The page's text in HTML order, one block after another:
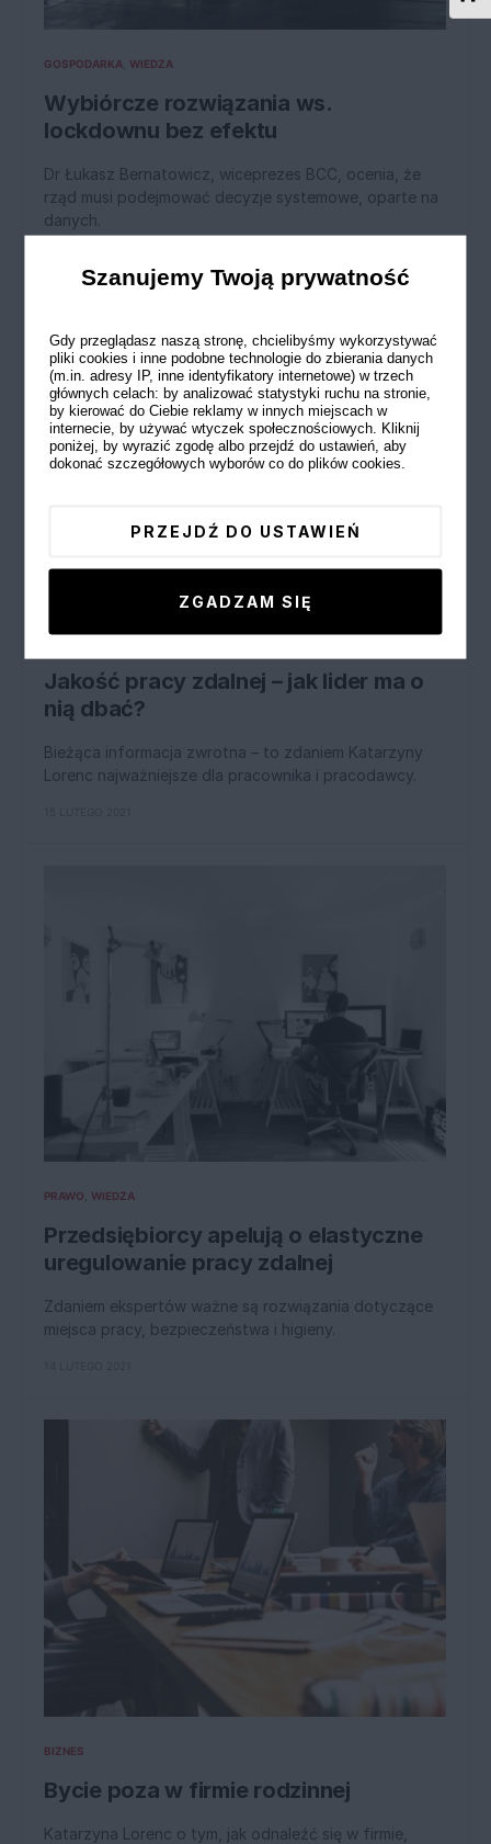
GOSPODARKA WIEDZA
Wybiórcze rozwiązania ws.
lockdownu bez efektu
Dr Łukasz Bernatowicz, wiceprezes BCC, ocenia, że
rząd musi podejmować decyzje systemowe, oparte na
danych.
Jakość pracy zdalnej – jak lider ma o
nią dbać?
Bieżąca informacja zwrotna – to zdaniem Katarzyny
Lorenc najważniejsze dla pracownika i pracodawcy.
PRAWO WIEDZA
Przedsiębiorcy apelują o elastyczne
uregulowanie pracy zdalnej
Zdaniem ekspertów ważne są rozwiązania dotyczące
miejsca pracy, bezpieczeństwa i higieny.
BIZNES
Bycie poza w firmie rodzinnej
Katarzyna Lorenc o tym, jak odnaleźć się w firmie,
Szanujemy Twoją prywatność
Gdy przeglądasz naszą stronę, chcielibyśmy wykorzystywać
pliki cookies i inne podobne technologie do zbierania danych
(m.in. adresy IP, inne identyfikatory internetowe) w trzech
głównych celach: by analizować statystyki ruchu na stronie,
by kierować do Ciebie reklamy w innych miejscach w
internecie, by używać wtyczek społecznościowych. Kliknij
poniżej, by wyrazić zgodę albo przejdź do ustawień, aby
dokonać szczegółowych wyborów co do plików cookies.
PRZEJDŹ DO USTAWIEŃ
ZGADZAM SIĘ